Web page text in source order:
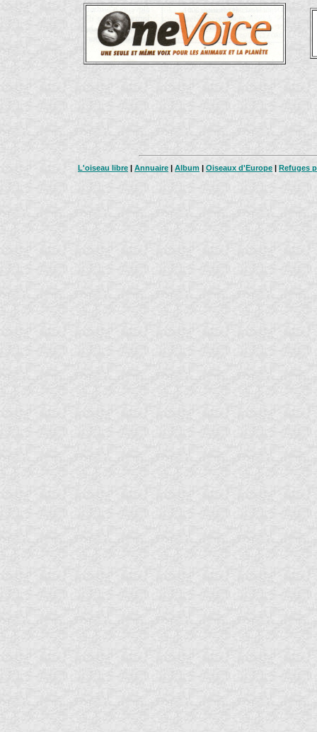
L'oiseau libre | Annuaire | Album | Oiseaux d'Europe | Refuges